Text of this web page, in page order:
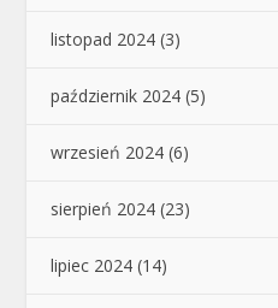
listopad 2024 (3)
październik 2024 (5)
wrzesień 2024 (6)
sierpień 2024 (23)
lipiec 2024 (14)